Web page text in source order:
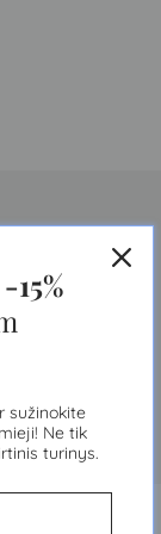
-15%
sužinokite
Ne tik
turinys.